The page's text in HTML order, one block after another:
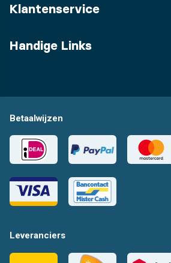
Klantenservice
Handige Links
Betaalwijzen
Leveranciers